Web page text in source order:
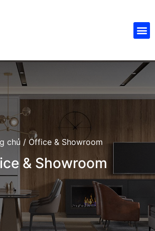
chủ / Office & Showroom
& Showroom